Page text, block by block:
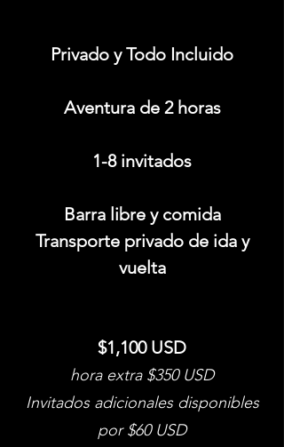
Privado y Todo Incluido
Aventura de 2 horas
1-8 invitados
Barra libre y comida
Transporte privado de ida y
vuelta
$1,100 USD
hora extra $350 USD
Invitados adicionales disponibles
por $60 USD